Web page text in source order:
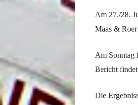
Am 27./28.
Maas & Roer
Am Sonntag
Bericht
Die